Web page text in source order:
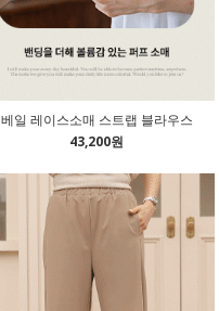
베일 레이스소매 스트랩 블라우스
43,200원